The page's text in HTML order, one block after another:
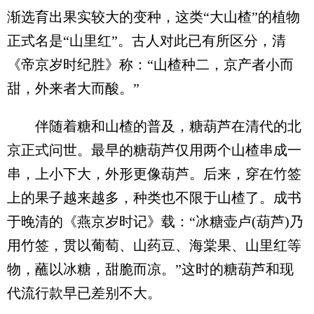
渐选育出果实较大的变种，这类“大山楂”的植物
正式名是“山里红”。古人对此已有所区分，清
《帝京岁时纪胜》称：“山楂种二，京产者小而
甜，外来者大而酸。”
伴随着糖和山楂的普及，糖葫芦在清代的北
京正式问世。最早的糖葫芦仅用两个山楂串成一
串，上小下大，外形更像葫芦。后来，穿在竹签
上的果子越来越多，种类也不限于山楂了。成书
于晚清的《燕京岁时记》载：“冰糖壶卢(葫芦)乃
用竹签，贯以葡萄、山药豆、海棠果、山里红等
物，蘸以冰糖，甜脆而凉。”这时的糖葫芦和现
代流行款早已差别不大。